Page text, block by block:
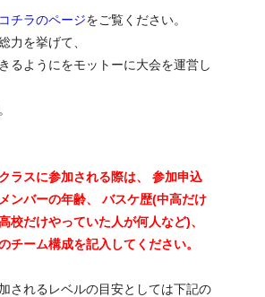
コチラのページをご覧ください。
力を挙げて、
るようにをモットーに大会を運営し
ラスに参加される際は、 参加申込
ンバーの年齢、 バスケ歴(中高だけ
校だけやっていた人が何人など)、
チーム構成を記入してください。
されるレベルの目安としては下記の